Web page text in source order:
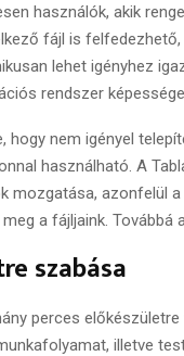
használók, akik
fájl is
lehet igényhez
rendszer
hogy nem igényel
használható. A
mozgatása, azonfelül
a fájljaink.
szabása
perces
illetve